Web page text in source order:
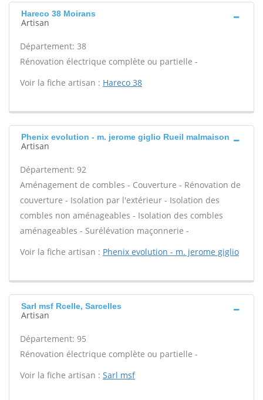
Hareco 38 Moirans
Artisan
Département: 38
Rénovation électrique complète ou partielle -
Voir la fiche artisan : Hareco 38
Phenix evolution - m. jerome giglio Rueil malmaison
Artisan
Département: 92
Aménagement de combles - Couverture - Rénovation de
couverture - Isolation par l'extérieur - Isolation des
combles non aménageables - Isolation des combles
aménageables - Surélévation maçonnerie -
Voir la fiche artisan : Phenix evolution - m. jerome giglio
Sarl msf Rcelle, Sarcelles
Artisan
Département: 95
Rénovation électrique complète ou partielle -
Voir la fiche artisan : Sarl msf